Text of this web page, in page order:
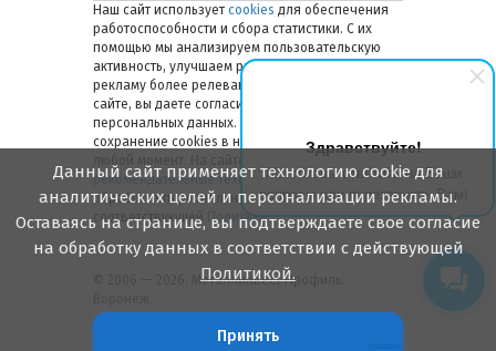
Здравствуйте!
Мы готовы ответить на Ваши
вопросы или перезвонить Вам!
Наш сайт использует cookies для обеспечения
работоспособности и сбора статистики. С их
помощью мы анализируем пользовательскую
активность, улучшаем работу сайта и делаем
рекламу более релевантной. Оставаясь на
сайте, вы даете согласие на обработку ваших
персональных данных. Вы можете отключить
сохранение cookies в настройках браузера в
любой момент. На сайте также применяются
рекомендательные технологии. Подробнее об
обработке персональных данных — в
соответствующей
Политике.
© 2006 — 2026. Металлинвест Профиль.
Данный сайт применяет технологию cookie для
аналитических целей и персонализации рекламы.
Оставаясь на странице, вы подтверждаете свое согласие
на обработку данных в соответствии с действующей
Политикой.
Принять